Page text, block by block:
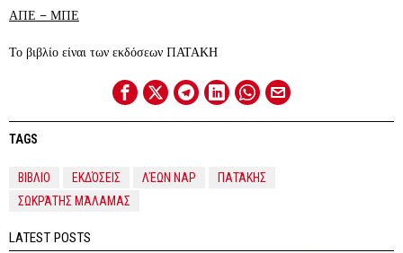
ΑΠΕ – ΜΠΕ
Το βιβλίο είναι των εκδόσεων ΠΑΤΑΚΗ
TAGS
ΒΙΒΛΙΟ ΕΚΔΌΣΕΙΣ ΛΈΩΝ ΝΑΡ
ΠΑΤΆΚΗΣ
ΣΩΚΡΆΤΗΣ ΜΆΛΑΜΑΣ
LATEST POSTS